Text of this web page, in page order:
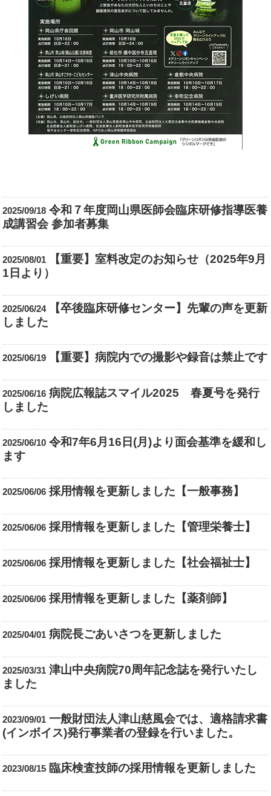
2025/09/18 令和７年度岡山県医師会臨床研修指導医養
成講習会 参加者募集
2025/08/01
【重要】室料改定のお知らせ（2025年9月
1日より）
2025/06/24
【卒後臨床研修センター】先輩の声を更新
しました
2025/06/19 【重要】病院内での撮影や録音は禁止です
2025/06/16 病院広報誌スマイル2025 春夏号を発行
しました
2025/06/10 令和7年6月16日(月)より面会基準を緩和し
ます
2025/06/06 採用情報を更新しました【一般事務】
2025/06/06 採用情報を更新しました【管理栄養士】
2025/06/06 採用情報を更新しました【社会福祉士】
2025/06/06 採用情報を更新しました【薬剤師】
2025/04/01 病院長ごあいさつを更新しました
2025/03/31 津山中央病院70周年記念誌を発行いたし
ました
2023/09/01 一般財団法人津山慈風会では、適格請求書
(インボイス)発行事業者の登録を行いました。
2023/08/15 臨床検査技師の採用情報を更新しました